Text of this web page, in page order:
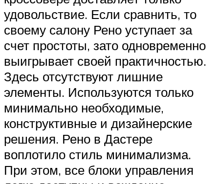
удовольствие. Если сравнить, то
своему салону Рено уступает за
счет простоты, зато одновременно
выигрывает своей практичностью.
Здесь отсутствуют лишние
элементы. Используются только
минимально необходимые,
конструктивные и дизайнерские
решения. Рено в Дастере
воплотило стиль минимализма.
При этом, все блоки управления